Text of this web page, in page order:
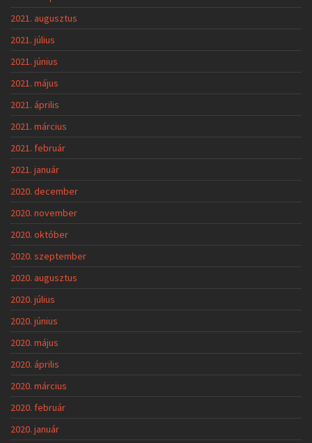
2021. augusztus
2021. július
2021. június
2021. május
2021. április
2021. március
2021. február
2021. január
2020. december
2020. november
2020. október
2020. szeptember
2020. augusztus
2020. július
2020. június
2020. május
2020. április
2020. március
2020. február
2020. január